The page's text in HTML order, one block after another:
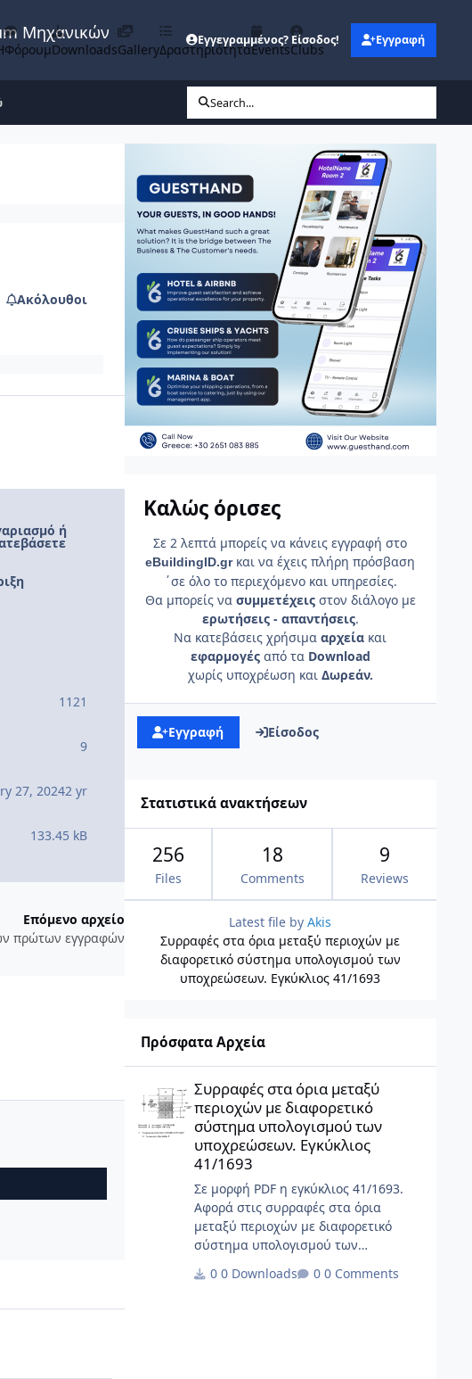
Μηχανικών
ΦόρουμDownloadsGalleryΔραστηριότηταEventsClubs
Εγγεγραμμένος? Είσοδος! Εγγραφή
Search...
Ακόλουθοι
ή
1121
9
27, 20242 yr
133.45 kB
Επόμενο αρχείο
πρώτων εγγραφών
Καλώς όρισες
Σε 2 λεπτά μπορείς να κάνεις εγγραφή στο
eBuildingID.gr και να έχεις πλήρη πρόσβαση
΄σε όλο το περιεχόμενο και υπηρεσίες.
Θα μπορείς να συμμετέχειςστον διάλογο με
ερωτήσεις - απαντήσεις.
Να κατεβάσεις χρήσιμααρχεία και
εφαρμογέςαπό τα Download
χωρίς υποχρέωση και Δωρεάν.
Εγγραφή Είσοδος
Στατιστικά ανακτήσεων
256
Files
18
Comments
9
Reviews
Latest file byAkis
Συρραφές στα όρια μεταξύ περιοχών με
διαφορετικό σύστημα υπολογισμού των
υποχρεώσεων. Εγκύκλιος 41/1693
Πρόσφατα Αρχεία
Συρραφές στα όρια μεταξύ
περιοχών με διαφορετικό
σύστημα υπολογισμού των
υποχρεώσεων. Εγκύκλιος
41/1693
Σε μορφή PDF η εγκύκλιος 41/1693.
Αφορά στις συρραφές στα όρια
μεταξύ περιοχών με διαφορετικό
σύστημα υπολογισμού των
της.
0 Downloads 0 Comments